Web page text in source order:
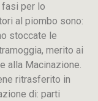
fasi per lo
al piombo sono:
stoccate le
merito ai
alla Macinazione.
ritrasferito in
di: parti